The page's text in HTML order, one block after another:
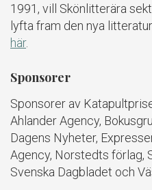
1991, vill Skönlitterära
lyfta fram den nya
här.
Sponsorer
Sponsorer av
Ahlander Agency,
Dagens Nyheter,
Agency, Norstedts förlag,
Svenska Dagbladet och